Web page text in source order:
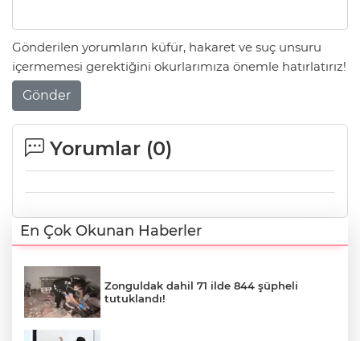
Gönderilen yorumların küfür, hakaret ve suç unsuru
içermemesi gerektiğini okurlarımıza önemle hatırlatırız!
Gönder
Yorumlar (0)
En Çok Okunan Haberler
Zonguldak dahil 71 ilde 844 şüpheli
tutuklandı!